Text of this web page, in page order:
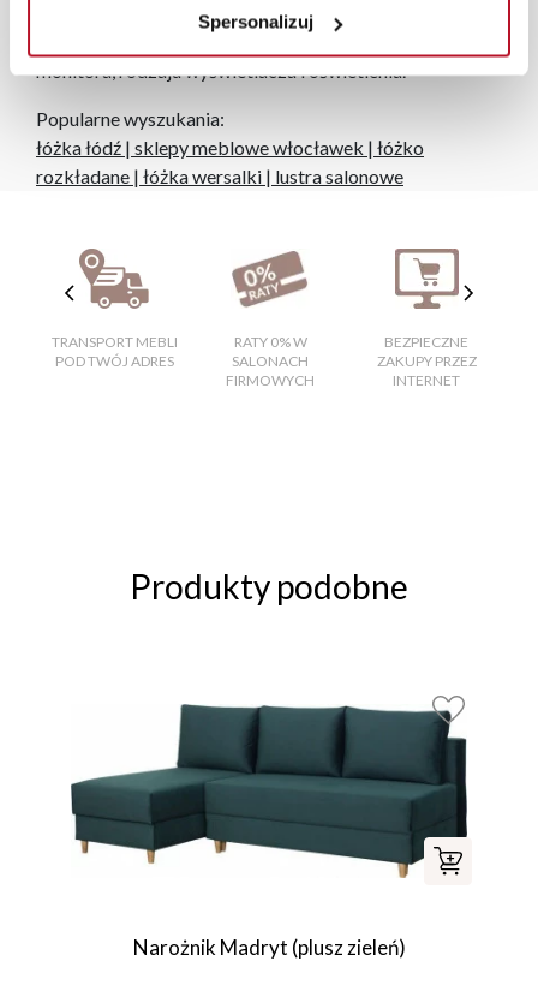
Spersonalizuj
Rzeczywiste kolory i struktura materiałów mogą różnić
monitora, rodzaju wyświetlacza i oświetlenia.
Popularne wyszukania:
łóżka łódź | sklepy meblowe włocławek | łóżko
rozkładane | łóżka wersalki | lustra salonowe
TRANSPORT MEBLI
POD TWÓJ ADRES
RATY 0% W
SALONACH
FIRMOWYCH
BEZPIECZNE
ZAKUPY PRZEZ
INTERNET
Produkty podobne
Narożnik Madryt (plusz zieleń)